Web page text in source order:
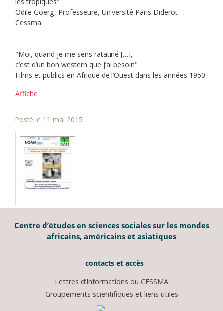
Odile Goerg, Professeure, Université Paris Diderot -
Cessma
"Moi, quand je me sens ratatiné […],
c’est d’un bon western que j’ai besoin"
Films et publics en Afrique de l’Ouest dans les années 1950
Affiche
Posté le 11 mai 2015
Centre d’études en sciences sociales sur les mondes
africains, américains et asiatiques
contacts et accès
Lettres d’Informations du CESSMA
Groupements scientifiques et liens utiles